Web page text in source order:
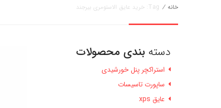
خانه / Tag: خرید عایق الاستومری بیرجند
دسته بندی محصولات
استراکچر پنل خورشیدی
ساپورت تاسیسات
عایق xps